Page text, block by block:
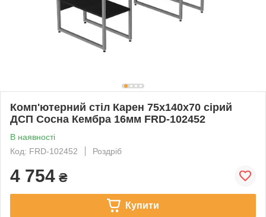
Комп'ютерний стіл Карен 75x140x70 сірий
ДСП Сосна Кембра 16мм FRD-102452
В наявності
Код: FRD-102452
Роздріб
4 754 ₴
Купити